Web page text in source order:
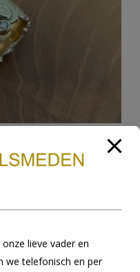
lieve vader en
we telefonisch en per